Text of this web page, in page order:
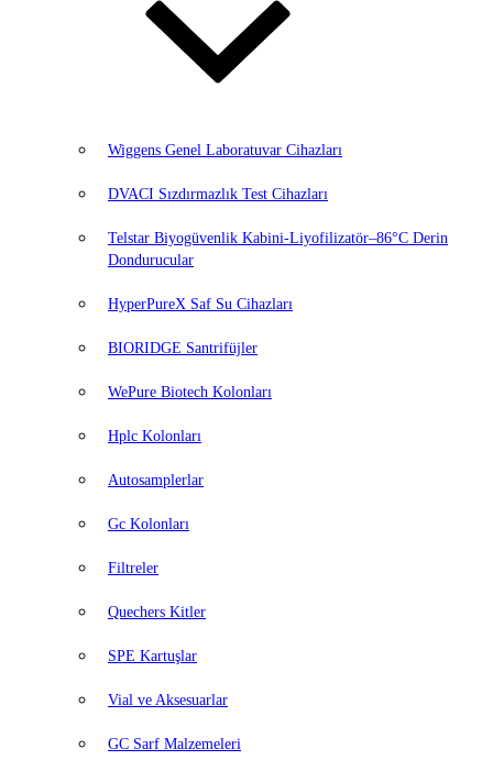
Wiggens Genel Laboratuvar Cihazları
DVACI Sızdırmazlık Test Cihazları
Telstar Biyogüvenlik Kabini-Liyofilizatör–86°C Derin
Dondurucular
HyperPureX Saf Su Cihazları
BIORIDGE Santrifüjler
WePure Biotech Kolonları
Hplc Kolonları
Autosamplerlar
Gc Kolonları
Filtreler
Quechers Kitler
SPE Kartuşlar
Vial ve Aksesuarlar
GC Sarf Malzemeleri